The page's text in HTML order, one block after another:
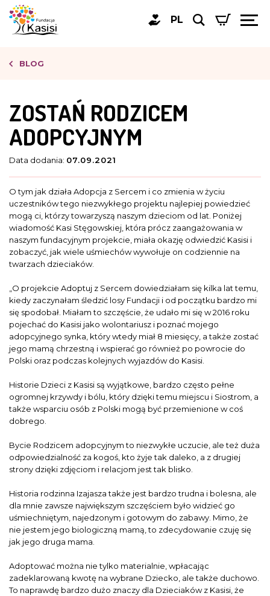
PL
BLOG
ZOSTAŃ RODZICEM
ADOPCYJNYM
Data dodania: 07.09.2021
O tym jak działa Adopcja z Sercem i co zmienia w życiu
uczestników tego niezwykłego projektu najlepiej powiedzieć
mogą ci, którzy towarzyszą naszym dzieciom od lat. Poniżej
wiadomość Kasi Stęgowskiej, która prócz zaangażowania w
naszym fundacyjnym projekcie, miała okazję odwiedzić Kasisi i
zobaczyć, jak wiele uśmiechów wywołuje on codziennie na
twarzach dzieciaków.
„O projekcie Adoptuj z Sercem dowiedziałam się kilka lat temu,
kiedy zaczynałam śledzić losy Fundacji i od początku bardzo mi
się spodobał. Miałam to szczęście, że udało mi się w 2016 roku
pojechać do Kasisi jako wolontariusz i poznać mojego
adopcyjnego synka, który wtedy miał 8 miesięcy, a także zostać
jego mamą chrzestną i wspierać go również po powrocie do
Polski oraz podczas kolejnych wyjazdów do Kasisi.
Historie Dzieci z Kasisi są wyjątkowe, bardzo często pełne
ogromnej krzywdy i bólu, który dzięki temu miejscu i Siostrom, a
także wsparciu osób z Polski mogą być przemienione w coś
dobrego.
Bycie Rodzicem adopcyjnym to niezwykłe uczucie, ale też duża
odpowiedzialność za kogoś, kto żyje tak daleko, a z drugiej
strony dzięki zdjęciom i relacjom jest tak blisko.
Historia rodzinna Izajasza także jest bardzo trudna i bolesna, ale
dla mnie zawsze największym szczęściem było widzieć go
uśmiechniętym, najedzonym i gotowym do zabawy. Mimo, że
nie jestem jego biologiczną mamą, to zdecydowanie czuję się
jak jego druga mama.
Adoptować można nie tylko materialnie, wpłacając
zadeklarowaną kwotę na wybrane Dziecko, ale także duchowo.
To naprawdę bardzo dużo znaczy dla Dzieciaków z Kasisi, że